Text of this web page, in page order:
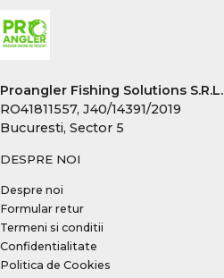
Proangler Fishing Solutions S.R.L.
RO41811557, J40/14391/2019
Bucuresti, Sector 5
DESPRE NOI
Despre noi
Formular retur
Termeni si conditii
Confidentialitate
Politica de Cookies